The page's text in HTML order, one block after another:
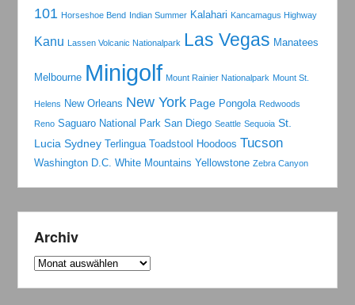
101 Horseshoe Bend Indian Summer Kalahari Kancamagus Highway
Kanu Lassen Volcanic Nationalpark Las Vegas Manatees
Melbourne Minigolf Mount Rainier Nationalpark Mount St.
Helens New Orleans New York Page Pongola Redwoods
Reno Saguaro National Park San Diego Seattle Sequoia St.
Lucia Sydney Terlingua Toadstool Hoodoos Tucson
Washington D.C. White Mountains Yellowstone Zebra Canyon
Archiv
Archiv